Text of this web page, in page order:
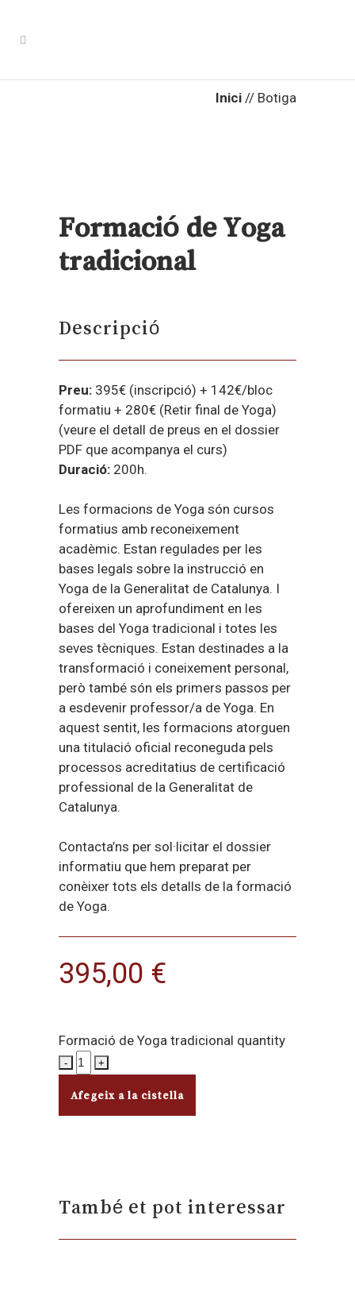
Inici // Botiga
Formació de Yoga
tradicional
Descripció
Preu: 395€ (inscripció) + 142€/bloc
formatiu + 280€ (Retir final de Yoga)
(veure el detall de preus en el dossier
PDF que acompanya el curs)
Duració: 200h.
Les formacions de Yoga són cursos
formatius amb reconeixement
acadèmic. Estan regulades per les
bases legals sobre la instrucció en
Yoga de la Generalitat de Catalunya. I
ofereixen un aprofundiment en les
bases del Yoga tradicional i totes les
seves tècniques. Estan destinades a la
transformació i coneixement personal,
però també són els primers passos per
a esdevenir professor/a de Yoga. En
aquest sentit, les formacions atorguen
una titulació oficial reconeguda pels
processos acreditatius de certificació
professional de la Generalitat de
Catalunya.
Contacta’ns per sol·licitar el dossier
informatiu que hem preparat per
conèixer tots els detalls de la formació
de Yoga.
395,00 €
Formació de Yoga tradicional quantity
Afegeix a la cistella
També et pot interessar